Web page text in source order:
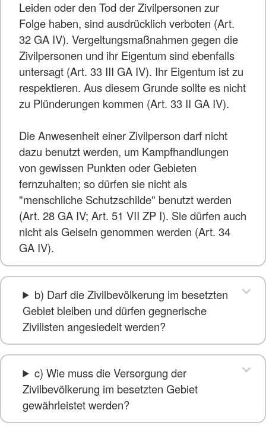
Leiden oder den Tod der Zivilpersonen zur
Folge haben, sind ausdrücklich verboten (Art.
32 GA IV). Vergeltungsmaßnahmen gegen die
Zivilpersonen und ihr Eigentum sind ebenfalls
untersagt (Art. 33 III GA IV). Ihr Eigentum ist zu
respektieren. Aus diesem Grunde sollte es nicht
zu Plünderungen kommen (Art. 33 II GA IV).
Die Anwesenheit einer Zivilperson darf nicht
dazu benutzt werden, um Kampfhandlungen
von gewissen Punkten oder Gebieten
fernzuhalten; so dürfen sie nicht als
"menschliche Schutzschilde" benutzt werden
(Art. 28 GA IV; Art. 51 VII ZP I). Sie dürfen auch
nicht als Geiseln genommen werden (Art. 34
GA IV).
b) Darf die Zivilbevölkerung im besetzten
Gebiet bleiben und dürfen gegnerische
Zivilisten angesiedelt werden?
c) Wie muss die Versorgung der
Zivilbevölkerung im besetzten Gebiet
gewährleistet werden?